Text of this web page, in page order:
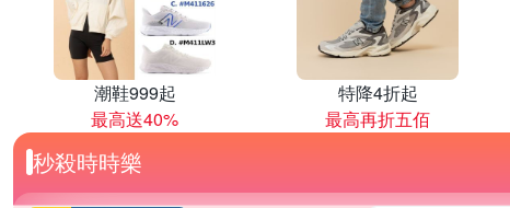
潮鞋999起
最高送40%
特降4折起
最高再折五佰
秒殺時時樂